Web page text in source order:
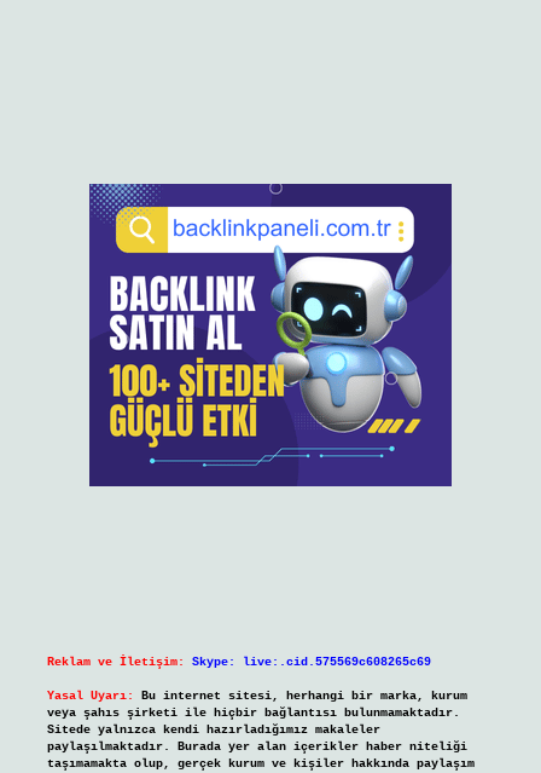
Reklam ve İletişim: Skype: live:.cid.575569c608265c69
Yasal Uyarı:
Bu internet sitesi, herhangi bir marka, kurum
veya şahıs şirketi ile hiçbir bağlantısı bulunmamaktadır.
Sitede yalnızca kendi hazırladığımız makaleler
paylaşılmaktadır. Burada yer alan içerikler haber niteliği
taşımamakta olup, gerçek kurum ve kişiler hakkında paylaşım